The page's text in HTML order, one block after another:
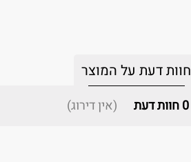
חוות דעת על המוצר
0חוות דעת (אין דירוג)